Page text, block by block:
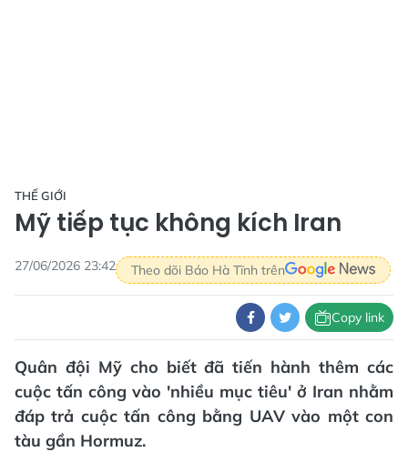
THẾ GIỚI
Mỹ tiếp tục không kích Iran
27/06/2026 23:42 Theo dõi Báo Hà Tĩnh trên
Copy link
Quân đội Mỹ cho biết đã tiến hành thêm các
cuộc tấn công vào 'nhiều mục tiêu' ở Iran nhằm
đáp trả cuộc tấn công bằng UAV vào một con
tàu gần Hormuz.